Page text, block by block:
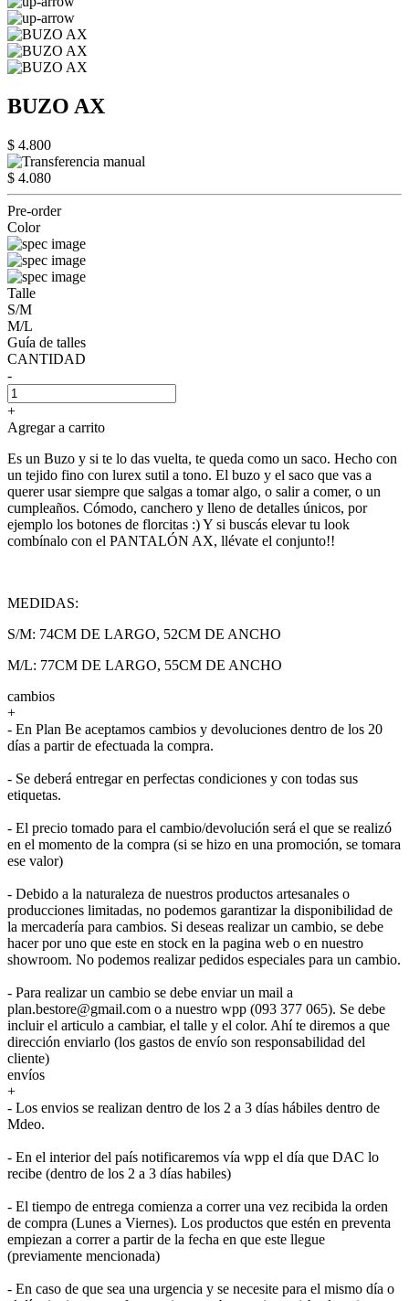
BUZO AX
$ 4.800
$ 4.080
Pre-order
Color
Talle
S/M
M/L
Guía de talles
CANTIDAD
-
+
Agregar a carrito
Es un Buzo y si te lo das vuelta, te queda como un saco. Hecho con
un tejido fino con lurex sutil a tono. El buzo y el saco que vas a
querer usar siempre que salgas a tomar algo, o salir a comer, o un
cumpleaños. Cómodo, canchero y lleno de detalles únicos, por
ejemplo los botones de florcitas :) Y si buscás elevar tu look
combínalo con el PANTALÓN AX, llévate el conjunto!!
MEDIDAS:
S/M: 74CM DE LARGO, 52CM DE ANCHO
M/L: 77CM DE LARGO, 55CM DE ANCHO
cambios
+
- En Plan Be aceptamos cambios y devoluciones dentro de los 20
días a partir de efectuada la compra.
- Se deberá entregar en perfectas condiciones y con todas sus
etiquetas.
- El precio tomado para el cambio/devolución será el que se realizó
en el momento de la compra (si se hizo en una promoción, se tomara
ese valor)
- Debido a la naturaleza de nuestros productos artesanales o
producciones limitadas, no podemos garantizar la disponibilidad de
la mercadería para cambios. Si deseas realizar un cambio, se debe
hacer por uno que este en stock en la pagina web o en nuestro
showroom. No podemos realizar pedidos especiales para un cambio.
- Para realizar un cambio se debe enviar un mail a
plan.bestore@gmail.com o a nuestro wpp (093 377 065). Se debe
incluir el articulo a cambiar, el talle y el color. Ahí te diremos a que
dirección enviarlo (los gastos de envío son responsabilidad del
cliente)
envíos
+
- Los envios se realizan dentro de los 2 a 3 días hábiles dentro de
Mdeo.
- En el interior del país notificaremos vía wpp el día que DAC lo
recibe (dentro de los 2 a 3 días habiles)
- El tiempo de entrega comienza a correr una vez recibida la orden
de compra (Lunes a Viernes). Los productos que estén en preventa
empiezan a correr a partir de la fecha en que este llegue
(previamente mencionada)
- En caso de que sea una urgencia y se necesite para el mismo día o